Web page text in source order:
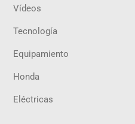
Vídeos
Tecnología
Equipamiento
Honda
Eléctricas